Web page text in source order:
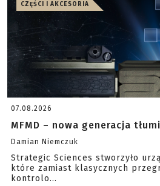
CZĘŚCI I AKCESORIA
07.08.2026
MFMD – nowa generacja
Damian Niemczuk
Strategic Sciences stworzyło
które zamiast klasycznych
kontrolo...